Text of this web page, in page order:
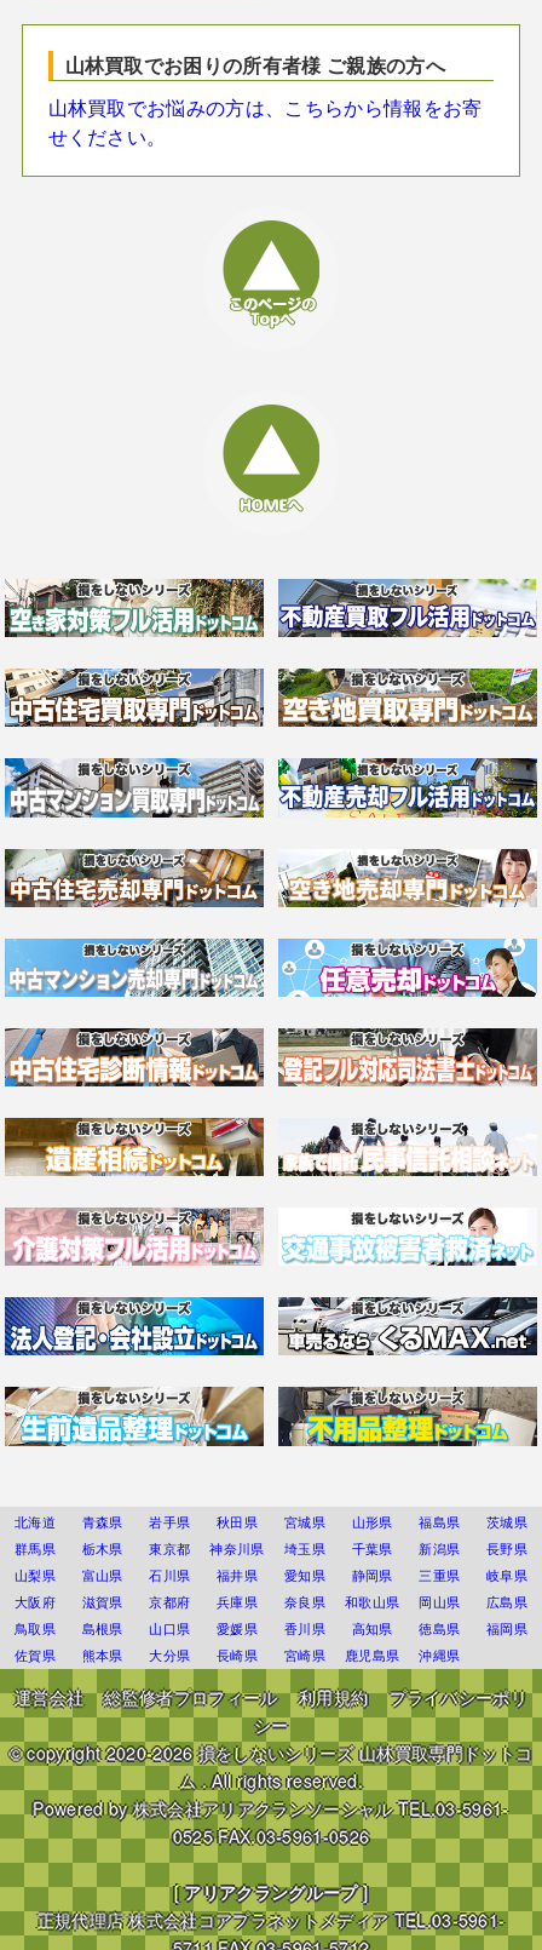
山林買取でお困りの所有者様 ご親族の方へ
山林買取でお悩みの方は、こちらから情報をお寄
せください。
北海道 青森県 岩手県 秋田県 宮城県 山形県 福島県
茨城県
群馬県
栃木県 東京都 神奈川県 埼玉県 千葉県 新潟県
長野県
山梨県
富山県 石川県 福井県 愛知県 静岡県 三重県
岐阜県
大阪府
滋賀県 京都府 兵庫県 奈良県 和歌山県 岡山県
広島県
鳥取県
島根県 山口県 愛媛県 香川県 高知県 徳島県
福岡県
佐賀県
熊本県 大分県 長崎県 宮崎県 鹿児島県 沖縄県
運営会社 総監修者プロフィール 利用規約
プライバシーポリ
シー
© copyright 2020-2026損をしないシリーズ 山林買取専門ドットコ
ム . All rights reserved.
Powered by株式会社アリアクランソーシャルTEL.03-5961-
0525 FAX.03-5961-0526
[アリアクラングループ]
正規代理店株式会社コアプラネットメディアTEL.03-5961-